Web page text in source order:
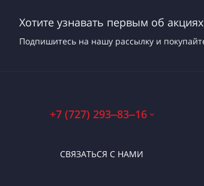
Хотите узнавать первым об
Подпишитесь на нашу рассылку и
+7 (727) 293‒83‒16
СВЯЗАТЬСЯ С НАМИ